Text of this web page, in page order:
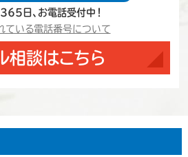
日、お電話受付中！
ている電話番号について
相談はこちら